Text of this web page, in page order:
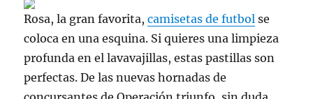
Rosa, la gran favorita,camisetas de futbol se
coloca en una esquina. Si quieres una limpieza
profunda en el lavavajillas, estas pastillas son
perfectas. De las nuevas hornadas de